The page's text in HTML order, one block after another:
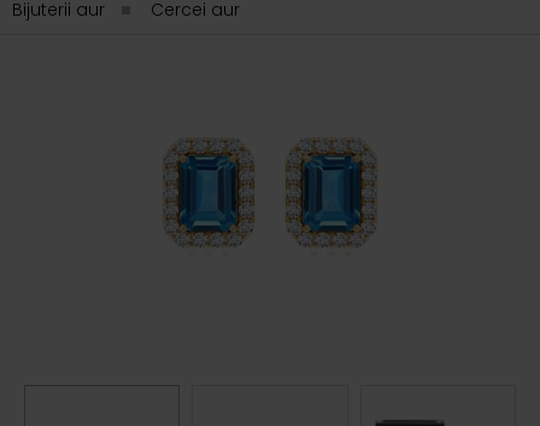
Bijuterii aur
Cercei aur